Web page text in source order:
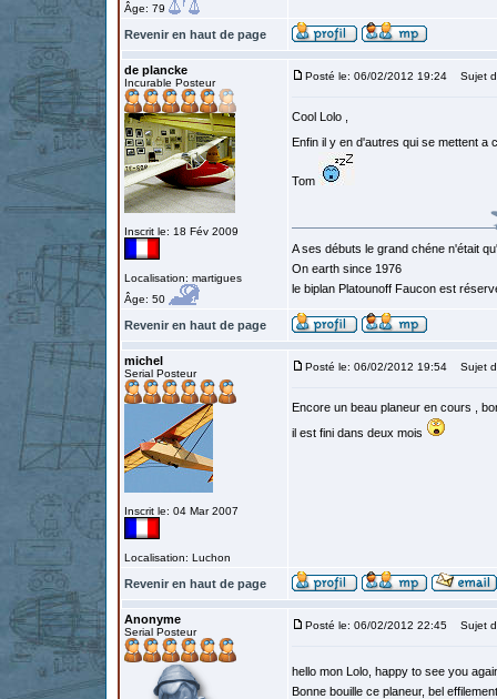
Âge: 79
Revenir en haut de page
de plancke
Incurable Posteur
Inscrit le: 18 Fév 2009
Localisation: martigues
Âge: 50
Posté le: 06/02/2012 19:24 Sujet
Cool Lolo ,
Enfin il y en d'autres qui se mettent a
Tom
A ses débuts le grand chéne n'était
On earth since 1976
le biplan Platounoff Faucon est
Revenir en haut de page
michel
Serial Posteur
Inscrit le: 04 Mar 2007
Localisation: Luchon
Posté le: 06/02/2012 19:54 Sujet
Encore un beau planeur en cours ,
il est fini dans deux mois
Revenir en haut de page
Anonyme
Serial Posteur
Posté le: 06/02/2012 22:45 Sujet
hello mon Lolo, happy to see you
Bonne bouille ce planeur, bel